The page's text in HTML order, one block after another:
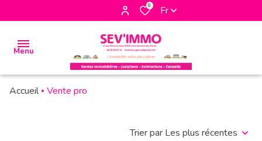
0 Fr
Menu
Accueil Vente pro
Trier par Les plus récentes